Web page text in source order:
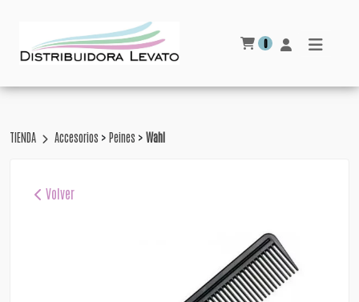
0
TIENDA Accesorios > Peines > Wahl
Volver